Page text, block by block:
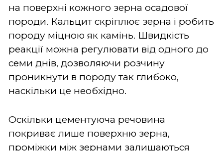
на поверхні кожного зерна осадової
породи. Кальцит скріплює зерна і робить
породу міцною як камінь. Швидкість
реакції можна регулювати від одного до
семи днів, дозволяючи розчину
проникнути в породу так глибоко,
наскільки це необхідно.
Оскільки цементуюча речовина
покриває лише поверхню зерна,
проміжки між зернами залишаються